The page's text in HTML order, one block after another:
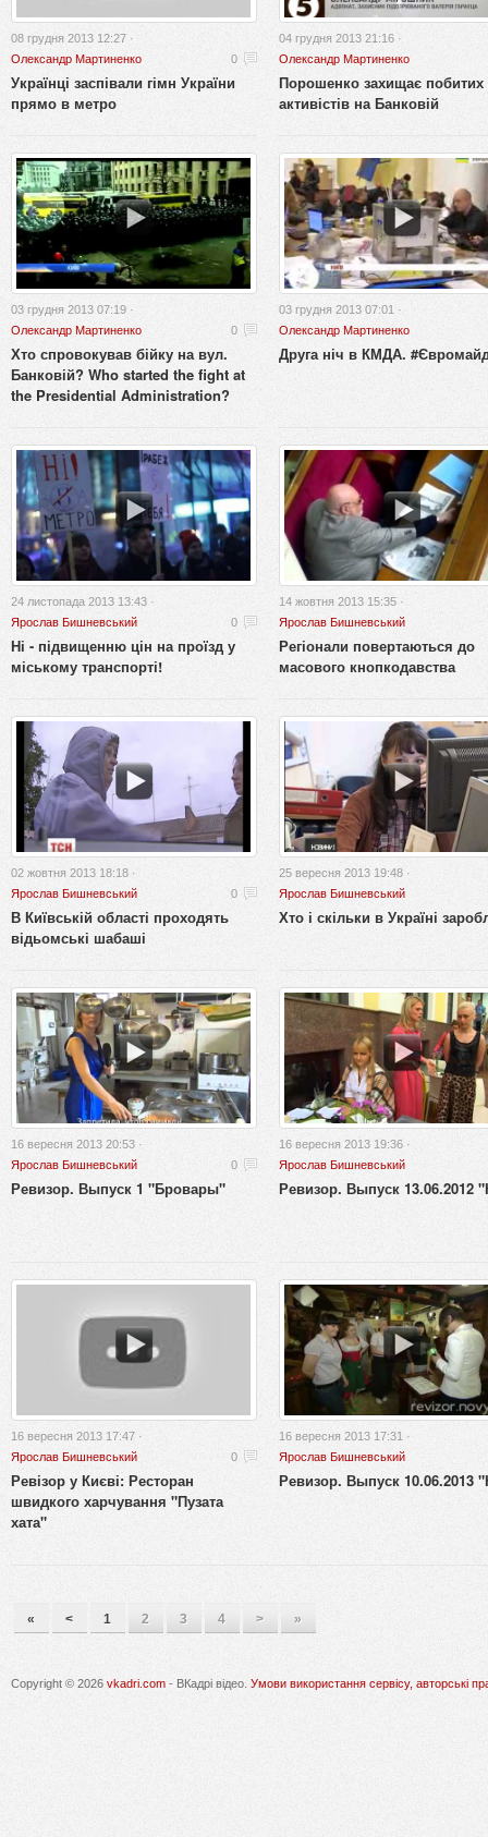
08 грудня 2013 12:27 ·
Олександр Мартиненко
0
Українці заспівали гімн України
прямо в метро
04 грудня 2013 21:16 ·
Олександр Мартиненко
Порошенко захищає побитих
активістів на Банковій
03 грудня 2013 07:19 ·
Олександр Мартиненко
0
Хто спровокував бійку на вул.
Банковій? Who started the fight at
the Presidential Administration?
03 грудня 2013 07:01 ·
Олександр Мартиненко
Друга ніч в КМДА.
24 листопада 2013 13:43 ·
Ярослав Бишневський
0
Ні - підвищенню цін на проїзд у
міському транспорті!
14 жовтня 2013 15:35 ·
Ярослав Бишневський
Регіонали повертаються до
масового кнопкодавства
02 жовтня 2013 18:18 ·
Ярослав Бишневський
0
В Київській області проходять
відьомські шабаші
25 вересня 2013 19:48 ·
Ярослав Бишневський
Хто і скільки в Україні
16 вересня 2013 20:53 ·
Ярослав Бишневський
0
Ревизор. Выпуск 1 "Бровары"
16 вересня 2013 19:36 ·
Ярослав Бишневський
Ревизор. Выпуск 13.06.2012
16 вересня 2013 17:47 ·
Ярослав Бишневський
0
Ревізор у Києві: Ресторан
швидкого харчування "Пузата
хата"
16 вересня 2013 17:31 ·
Ярослав Бишневський
Ревизор. Выпуск 10.06.2013
« < 1 2 3 4 > »
Copyright © 2026 vkadri.com - ВКадрі відео. Умови використання сервісу, авторські